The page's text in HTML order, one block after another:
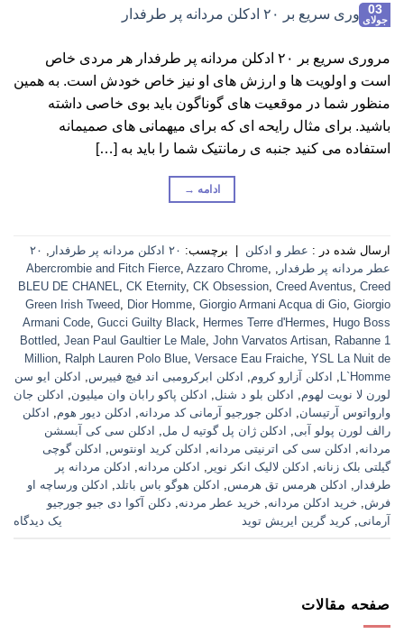
03
جولای
مروری سریع بر ۲۰ ادکلن مردانه پر طرفدار هر مردی خاص
است و اولویت ها و ارزش های او نیز خاص خودش است. به همین
منظور شما در موقعیت های گوناگون باید بوی خاصی داشته
باشید. برای مثال رایحه ای که برای میهمانی های صمیمانه
استفاده می کنید جنبه ی رمانتیک شما را باید به […]
ادامه →
ارسال شده در : عطر و ادکلن برچسب: ۲۰ ادکلن مردانه پر طرفدار , ۲۰
عطر مردانه پر طرفدار ,
Abercrombie and Fitch Fierce, Azzaro Chrome,
BLEU DE CHANEL, CK Eternity, CK Obsession, Creed Aventus, Creed
Green Irish Tweed, Dior Homme, Giorgio Armani Acqua di Gio, Giorgio
Armani Code, Gucci Guilty Black, Hermes Terre d'Hermes, Hugo Boss
Bottled, Jean Paul Gaultier Le Male, John Varvatos Artisan, Rabanne 1
Million, Ralph Lauren Polo Blue, Versace Eau Fraiche, YSL La Nuit de
L`Homme
, ادکلن آزارو کروم, ادکلن ابرکرومبی اند فیچ فییرس,
ادکلن ایو سن
لورن لا نویت لهوم, ادکلن بلو د شنل, ادکلن پاکو رابان وان میلیون,
ادکلن جان
وارواتوس آرتیسان, ادکلن جورجیو آرمانی کد مردانه, ادکلن دیور هوم,
ادکلن
رالف لورن پولو آبی, ادکلن ژان پل گوتیه ل مل,
ادکلن سی کی آبسشن
مردانه, ادکلن سی کی اترنیتی مردانه, ادکلن کرید اونتوس,
ادکلن گوچی
گیلتی بلک زنانه, ادکلن لالیک انکر نویر , ادکلن مردانه,
ادکلن مردانه پر
طرفدار , ادکلن هرمس تق هرمس, ادکلن هوگو باس باتلد,
ادکلن ورساچه او
فرش, خرید ادکلن مردانه, خرید عطر مردنه, دکلن آکوا دی جیو جورجیو
آرمانی,کرید گرین ایریش توید یک دیدگاه
صفحه مقالات